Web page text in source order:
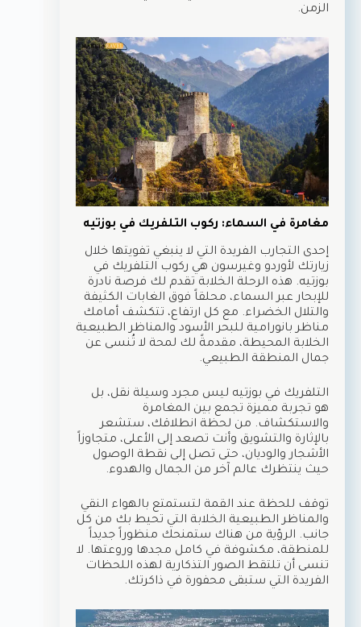
الزمن.
مغامرة في السماء: ركوب التلفريك في بوزتيه
إحدى التجارب الفريدة التي لا ينبغي تفويتها خلال
زيارتك لأوردو وغيرسون هي ركوب التلفريك في
بوزتيه. هذه الرحلة الخلابة تقدم لك فرصة نادرة
للإبحار عبر السماء، محلقاً فوق الغابات الكثيفة
والتلال الخضراء. مع كل ارتفاع، تتكشف أمامك
مناظر بانورامية للبحر الأسود والمناظر الطبيعية
الخلابة المحيطة، مقدمةً لك لمحة لا تُنسى عن
جمال المنطقة الطبيعي.
التلفريك في بوزتيه ليس مجرد وسيلة نقل، بل
هو تجربة مميزة تجمع بين المغامرة
والاستكشاف. من لحظة انطلاقك، ستشعر
بالإثارة والتشويق وأنت تصعد إلى الأعلى، متجاوزاً
الأشجار والوديان، حتى تصل إلى نقطة الوصول
حيث ينتظرك عالم آخر من الجمال والهدوء.
توقف للحظة عند القمة لتستمتع بالهواء النقي
والمناظر الطبيعية الخلابة التي تحيط بك من كل
جانب. الرؤية من هناك ستمنحك منظوراً جديداً
للمنطقة، مكشوفة في كامل مجدها وروعتها. لا
تنسى أن تلتقط الصور التذكارية لهذه اللحظات
الفريدة التي ستبقى محفورة في ذاكرتك.